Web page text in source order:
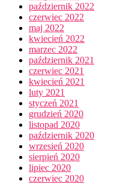
październik 2022
czerwiec 2022
maj 2022
kwiecień 2022
marzec 2022
październik 2021
czerwiec 2021
kwiecień 2021
luty 2021
styczeń 2021
grudzień 2020
listopad 2020
październik 2020
wrzesień 2020
sierpień 2020
lipiec 2020
czerwiec 2020